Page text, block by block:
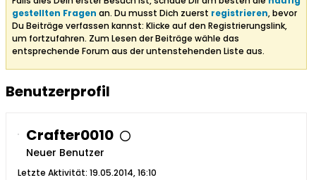
gestellten Fragen an. Du musst Dich zuerst registrieren, bevor
Du Beiträge verfassen kannst: Klicke auf den Registrierungslink,
um fortzufahren. Zum Lesen der Beiträge wähle das
entsprechende Forum aus der untenstehenden Liste aus.
Benutzerprofil
Crafter0010
Neuer Benutzer
Letzte Aktivität: 19.05.2014, 16:10